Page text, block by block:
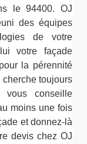
le 94400. OJ
des équipes
de votre
votre façade
la pérennité
cherche toujours
conseille
moins une fois
et donnez-là
devis chez OJ